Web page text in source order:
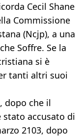
Cecil Shane
Commissione
(Ncjp), a una
Soffre. Se la
si è
tanti altri suoi
dopo che il
stato accusato di
2103, dopo